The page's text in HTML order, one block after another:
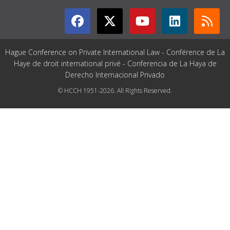
Hague Conference on Private International Law - Conférence de La
Haye de droit international privé - Conferencia de La Haya de
Derecho Internacional Privado
© HCCH 1951-2026. All Rights Reserved.